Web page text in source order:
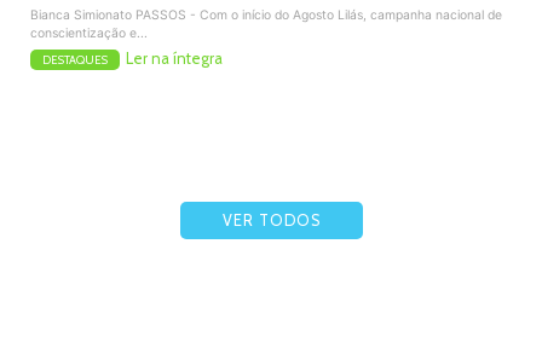
Bianca Simionato PASSOS - Com o início do Agosto Lilás, campanha nacional de
conscientização e...
DESTAQUES Ler na íntegra
VER TODOS